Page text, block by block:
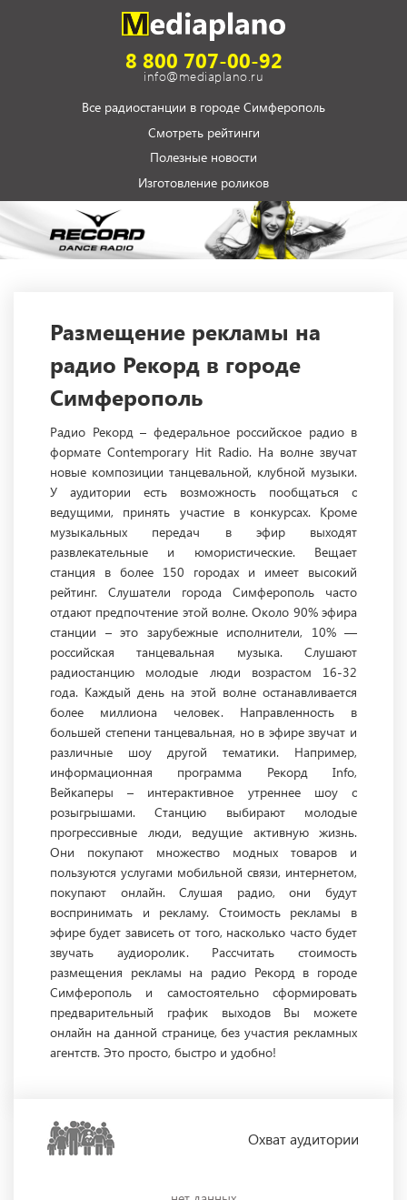
8 800 707-00-92
info@mediaplano.ru
Все радиостанции в городе Симферополь
Смотреть рейтинги
Полезные новости
Изготовление роликов
Размещение рекламы на
радио Рекорд в городе
Симферополь
Радио Рекорд – федеральное российское радио в
формате Contemporary Hit Radio. На волне звучат
новые композиции танцевальной, клубной музыки.
У аудитории есть возможность пообщаться с
ведущими, принять участие в конкурсах. Кроме
музыкальных передач в эфир выходят
развлекательные и юмористические. Вещает
станция в более 150 городах и имеет высокий
рейтинг. Слушатели города Симферополь часто
отдают предпочтение этой волне. Около 90% эфира
станции – это зарубежные исполнители, 10% —
российская танцевальная музыка. Слушают
радиостанцию молодые люди возрастом 16-32
года. Каждый день на этой волне останавливается
более миллиона человек. Направленность в
большей степени танцевальная, но в эфире звучат и
различные шоу другой тематики. Например,
информационная программа Рекорд Info,
Вейкаперы – интерактивное утреннее шоу с
розыгрышами. Станцию выбирают молодые
прогрессивные люди, ведущие активную жизнь.
Они покупают множество модных товаров и
пользуются услугами мобильной связи, интернетом,
покупают онлайн. Слушая радио, они будут
воспринимать и рекламу. Стоимость рекламы в
эфире будет зависеть от того, насколько часто будет
звучать аудиоролик. Рассчитать стоимость
размещения рекламы на радио Рекорд в городе
Симферополь и самостоятельно сформировать
предварительный график выходов Вы можете
онлайн на данной странице, без участия рекламных
агентств. Это просто, быстро и удобно!
Охватаудитории